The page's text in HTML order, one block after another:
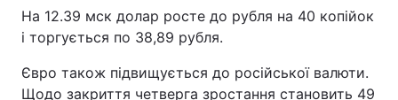
На 12.39 мск долар росте до рубля на 40 копійок
і торгується по 38,89 рубля.
Євро також підвищується до російської валюти.
Щодо закриття четверга зростання становить 49